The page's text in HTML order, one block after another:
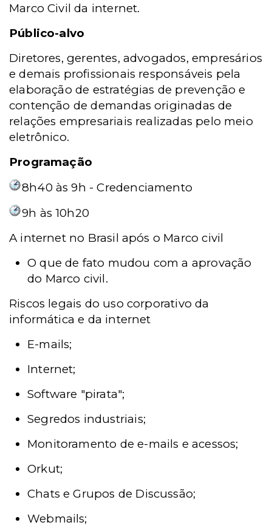
Marco Civil da internet.
Público-alvo
Diretores, gerentes, advogados, empresários
e demais profissionais responsáveis pela
elaboração de estratégias de prevenção e
contenção de demandas originadas de
relações empresariais realizadas pelo meio
eletrônico.
Programação
8h40 às 9h - Credenciamento
9h às 10h20
A internet no Brasil após o Marco civil
O que de fato mudou com a aprovação
do Marco civil.
Riscos legais do uso corporativo da
informática e da internet
E-mails;
Internet;
Software "pirata";
Segredos industriais;
Monitoramento de e-mails e acessos;
Orkut;
Chats e Grupos de Discussão;
Webmails;